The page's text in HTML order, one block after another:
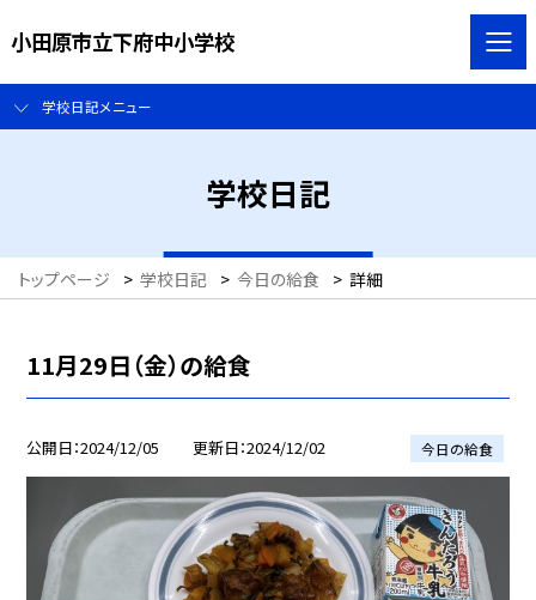
小田原市立下府中小学校
学校日記メニュー
学校日記
トップページ > 学校日記 > 今日の給食 > 詳細
11月29日（金）の給食
公開日 2024/12/05 更新日 2024/12/02 今日の給食